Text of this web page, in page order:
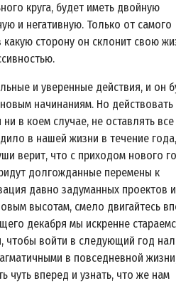
круга, будет иметь двойную
и негативную. Только от самого
какую сторону он склонит свою
и уверенные действия, и он
начинаниям. Но
в коем случае, не оставлять
в нашей жизни в течение года,
верит, что с приходом нового
долгожданные перемены к
давно задуманных проектов и
высотам, смело двигайтесь
декабря мы искренне
чтобы войти в следующий год
в повседневной
чуть вперед и узнать, что же нам